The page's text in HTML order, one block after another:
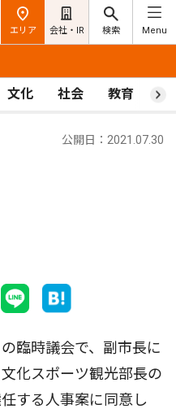
エリア 会社・IR 検索 Menu
文化 社会 教育 ス
公開日：2021.07.30
臨時議会で、副市長に
化スポーツ観光部長の
する人事案に同意し